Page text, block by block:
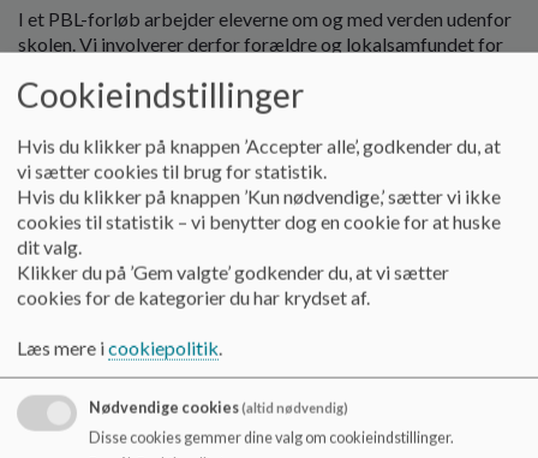
I et PBL-forløb arbejder eleverne om og med verden udenfor
skolen. Vi involverer derfor forældre og lokalsamfundet for
meningsfulde emner.
Fysiske produkter besvarer engagerende spørgsmål
Eleverne samarbejder om at skabe fysiske produkter, der
besvarer et styrende og engagerende spørgsmål i projektet.
Alle fag er med til at belyse spørgsmålet, som kan være en
undren, et problem eller en designudfordring.
Hvad er et godt hjerte?
Hvordan kan vi gøre vores legeplads mere pindsvinevenlig?
Cookieindstillinger
Hvis du klikker på knappen ’Accepter alle’, godkender du, at
vi sætter cookies til brug for statistik.
Hvis du klikker på knappen ’Kun nødvendige,’ sætter vi ikke
cookies til statistik – vi benytter dog en cookie for at huske
dit valg.
Klikker du på ’Gem valgte’ godkender du, at vi sætter
cookies for de kategorier du har krydset af.
Læs mere icookiepolitik.
Nødvendige cookies(altid nødvendig)
Disse cookies gemmer dine valg om cookieindstillinger.